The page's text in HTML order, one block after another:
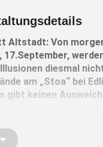
Altstadt: Von
17.September,
diesmal
am „Stoa“ bei
gibt keinen
heißt es von Seiten